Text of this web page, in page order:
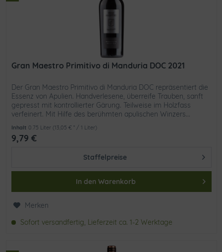
Gran Maestro Primitivo di Manduria DOC 2021
Der Gran Maestro Primitivo di Manduria DOC repräsentiert die
Essenz von Apulien. Handverlesene, überreife Trauben, sanft
gepresst mit kontrollierter Gärung. Teilweise im Holzfass
verfeinert. Mit Hilfe des berühmten apulischen Winzers...
Inhalt 0.75 Liter (13,05 € * / 1 Liter)
9,79 €
Staffelpreise
In den Warenkorb
Merken
Sofort versandfertig, Lieferzeit ca. 1-2 Werktage